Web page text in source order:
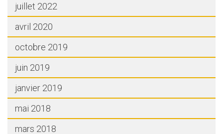
juillet 2022
avril 2020
octobre 2019
juin 2019
janvier 2019
mai 2018
mars 2018